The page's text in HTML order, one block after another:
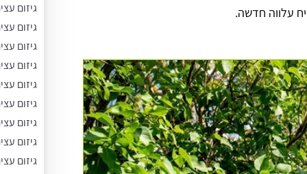
עלווה חדשה.
גיזום
גיזום
גיזום
גיזום
גיזום
גיזום
גיזום
גיזום
גיזום